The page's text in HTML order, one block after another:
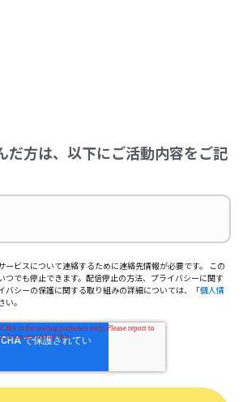
だ方は、以下にご活動内容をご記
ービスについて連絡するために連絡先情報が必要です。 この
つでも停止できます。配信停止の方法、プライバシーに関す
バシーの保護に関する取り組みの詳細については、「個人情
い。